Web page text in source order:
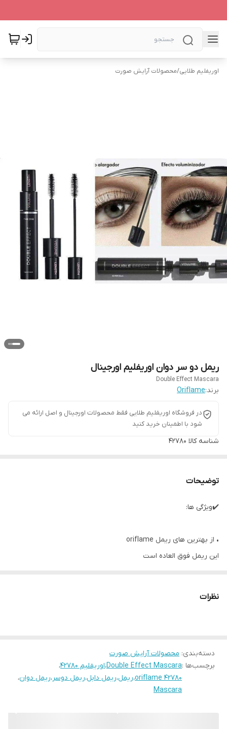
اوریفلیم طلایی/محصولات آرایش صورت
ریمل دو سر دوان اوریفلیم اورجینال
Double Effect Mascara
برند:Oriflame
در فروشگاه اوریفلیم طلایی فقط محصولات اورجینال و اصل ارائه می
شود با اطمینان خرید کنید
شناسه کالا 42780
توضیحات
✔️ویژگی ها:
• از بهترین های ریمل oriflame
این ریمل فوق العاده است
• ضد حساسیت ضد اشک و ضد آلرژی و التهاب
• کاملا گیاهی و بدون سرب و مواد شیمیاییه
• برای چشمانتان ارزش قائل شوید
نظرات
دسته‌بندی: محصولات آرایش صورت
برچسب‌ها :Double Effect Mascara،اوریفلیم 42780
،
oriflame 42780،ریمل،ریمل دابل،ریمل دوسر،ریمل دوان،
Mascara